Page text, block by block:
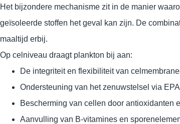
Het bijzondere mechanisme zit in de manier
geïsoleerde stoffen het geval kan zijn. De
maaltijd erbij.
Op celniveau draagt plankton bij aan:
De integriteit en flexibiliteit van
Ondersteuning van het zenuwstelsel via
Bescherming van cellen door antioxidanten
Aanvulling van B-vitamines en